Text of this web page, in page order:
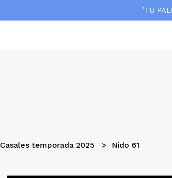
"TU
Casales temporada 2025 Nido 61